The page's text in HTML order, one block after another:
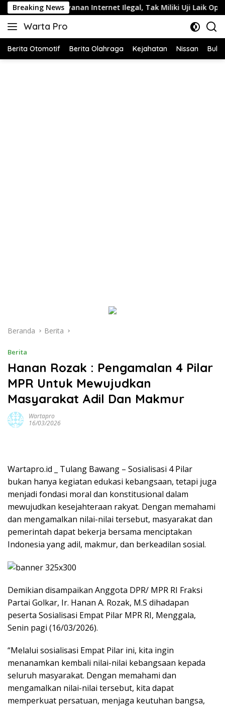
Langsung
ke
konten
Breaking News
Jual Layanan Internet Ilegal, Tak Miliki Uji Laik Operasi
Warta Pro
Akurat
Terpercaya
Berita Otomotif Berita Olahraga Kejahatan Nissan
Beranda Berita
Berita
Hanan Rozak : Pengamalan 4 Pilar
MPR Untuk Mewujudkan
Masyarakat Adil Dan Makmur
Wartapro
16/03/2026
Wartapro.id _ Tulang Bawang – Sosialisasi 4 Pilar
bukan hanya kegiatan edukasi kebangsaan, tetapi juga
menjadi fondasi moral dan konstitusional dalam
mewujudkan kesejahteraan rakyat. Dengan memahami
dan mengamalkan nilai-nilai tersebut, masyarakat dan
pemerintah dapat bekerja bersama menciptakan
Indonesia yang adil, makmur, dan berkeadilan sosial.
Demikian disampaikan Anggota DPR/ MPR RI Fraksi
Partai Golkar, Ir. Hanan A. Rozak, M.S dihadapan
peserta Sosialisasi Empat Pilar MPR RI, Menggala,
Senin pagi (16/03/2026).
“Melalui sosialisasi Empat Pilar ini, kita ingin
menanamkan kembali nilai-nilai kebangsaan kepada
seluruh masyarakat. Dengan memahami dan
mengamalkan nilai-nilai tersebut, kita dapat
memperkuat persatuan, menjaga keutuhan bangsa,